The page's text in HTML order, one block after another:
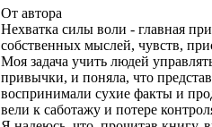
От автора
Нехватка силы воли - главная
собственных мыслей, чувств,
Моя задача учить людей
привычки, и поняла, что
воспринимали сухие факты и
вели к саботажу и потере